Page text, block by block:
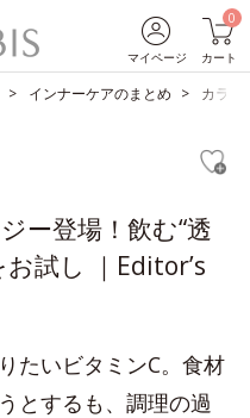
マイページ
0
カート
インナーケアのまとめ カラー
ー登場！飲む“透
お試し ｜Editor’s
たいビタミンC。食材
とするも、調理の過